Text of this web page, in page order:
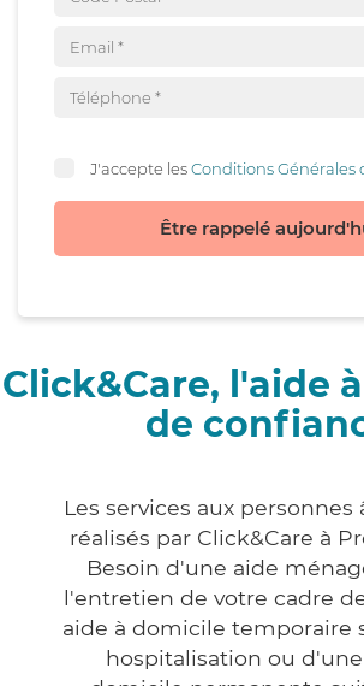
J'accepte lesConditions Générales
Être rappelé
Click&Care, l'aide
de
Les services aux personnes
réalisés par Click&Care à
Besoin d'une aide
l'entretien de votre cadre
aide à domicile temporaire
hospitalisation ou